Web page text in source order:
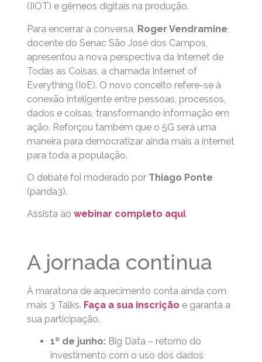
(IIOT) e gêmeos digitais na produção.
Para encerrar a conversa, Roger Vendramine
docente do Senac São José dos Campos,
apresentou a nova perspectiva da Internet de
Todas as Coisas, a chamada Internet of
Everything (IoE). O novo conceito refere-se à
conexão inteligente entre pessoas, processos,
dados e coisas, transformando informação em
ação. Reforçou também que o 5G será uma
maneira para democratizar ainda mais a internet
para toda a população.
O debate foi moderado por Thiago Ponte
(panda3).
Assista ao webinar completo aqui.
A jornada continua
A maratona de aquecimento conta ainda com
mais 3 Talks. Faça a sua inscrição e garanta a
sua participação.
1º de junho:Big Data – retorno do
investimento com o uso dos dados